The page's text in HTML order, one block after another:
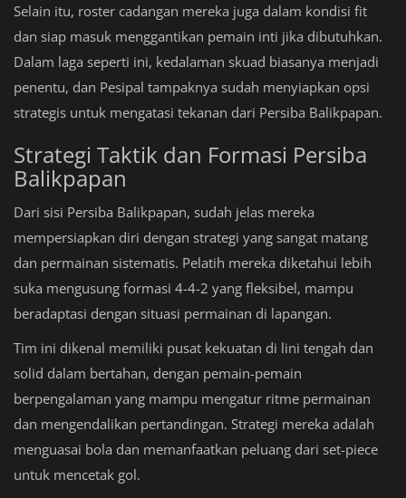
Selain itu, roster cadangan mereka juga dalam kondisi fit
dan siap masuk menggantikan pemain inti jika dibutuhkan.
Dalam laga seperti ini, kedalaman skuad biasanya menjadi
penentu, dan Pesipal tampaknya sudah menyiapkan opsi
strategis untuk mengatasi tekanan dari Persiba Balikpapan.
Strategi Taktik dan Formasi Persiba
Balikpapan
Dari sisi Persiba Balikpapan, sudah jelas mereka
mempersiapkan diri dengan strategi yang sangat matang
dan permainan sistematis. Pelatih mereka diketahui lebih
suka mengusung formasi 4-4-2 yang fleksibel, mampu
beradaptasi dengan situasi permainan di lapangan.
Tim ini dikenal memiliki pusat kekuatan di lini tengah dan
solid dalam bertahan, dengan pemain-pemain
berpengalaman yang mampu mengatur ritme permainan
dan mengendalikan pertandingan. Strategi mereka adalah
menguasai bola dan memanfaatkan peluang dari set-piece
untuk mencetak gol.